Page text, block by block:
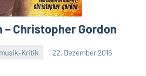
– Christopher Gordon
Kritik 22. Dezember 2016